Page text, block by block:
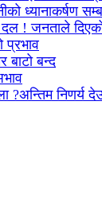
ध्यानाकर्षण
दल ! जनताले
प्रभाव
बाटो बन्द
?अन्तिम निणर्य